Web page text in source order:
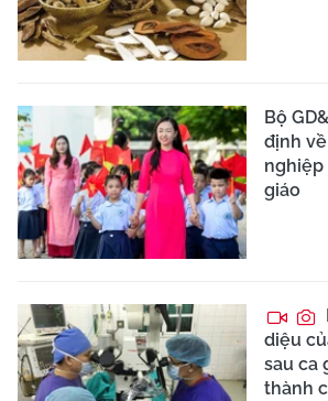
Bộ
định
nghiệp
giáo
diệu
sau ca
thành